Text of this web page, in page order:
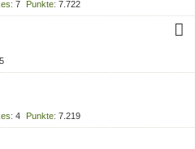
7 Punkte 7.722
4 Punkte 7.219